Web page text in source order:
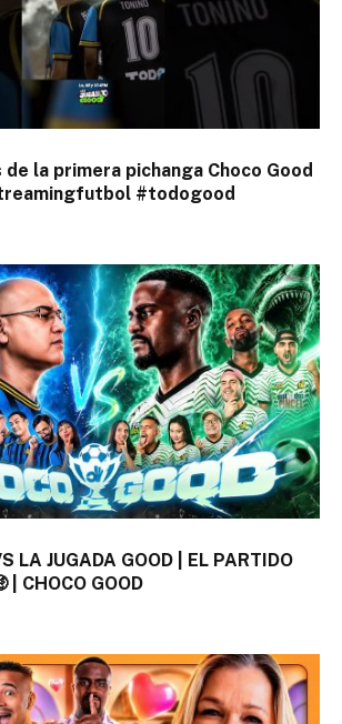
de la primera pichanga Choco Good
#todogood
LA JUGADA GOOD | EL PARTIDO
| CHOCO GOOD